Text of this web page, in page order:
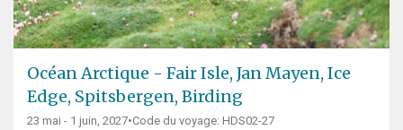
Océan Arctique - Fair Isle, Jan Mayen, Ice
Edge, Spitsbergen, Birding
23 mai - 1 juin, 2027•Code du voyage: HDS02-27